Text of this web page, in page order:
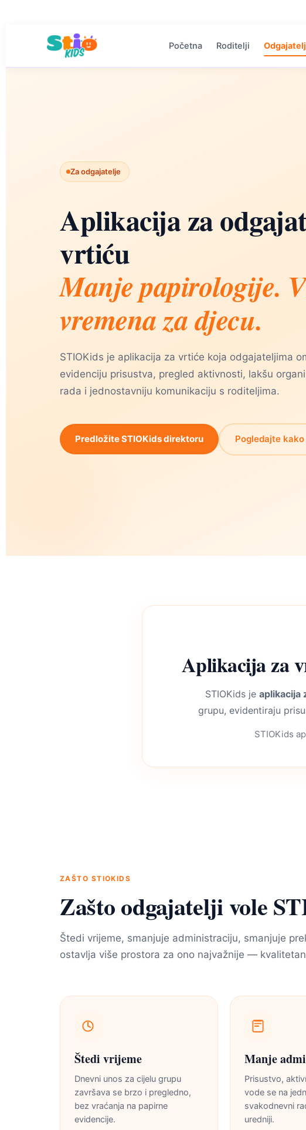
Početna Roditelji
Za odgajatelje
Aplikacija za
vrtiću
Manje papirologije.
vremena za djecu.
STIOKids je aplikacija za vrtiće koja odgajateljima
evidenciju prisustva, pregled aktivnosti, lakšu
rada i jednostavniju komunikaciju s roditeljima.
Predložite STIOKids direktoru Pogledajte kako
Aplikacija za
STIOKids je aplikacija
grupu, evidentiraju
STIOKids
ZAŠTO STIOKIDS
Zašto odgajatelji vole
Štedi vrijeme, smanjuje administraciju, smanjuje
ostavlja više prostora za ono najvažnije —
Štedi vrijeme
Dnevni unos za cijelu grupu
završava se brzo i pregledno,
bez vraćanja na papirne
evidencije.
Manje
Prisustvo,
vode se na
svakodnevni
uredniji.